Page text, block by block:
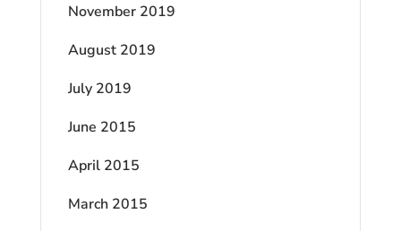
November 2019
August 2019
July 2019
June 2015
April 2015
March 2015